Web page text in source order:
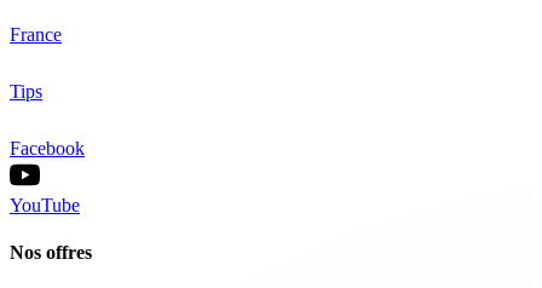
France
Tips
Facebook
YouTube
Nos offres